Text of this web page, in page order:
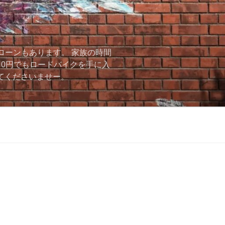
ーンもあります。 家族の時間
円でもロードバイクを手に入
くださいませー。